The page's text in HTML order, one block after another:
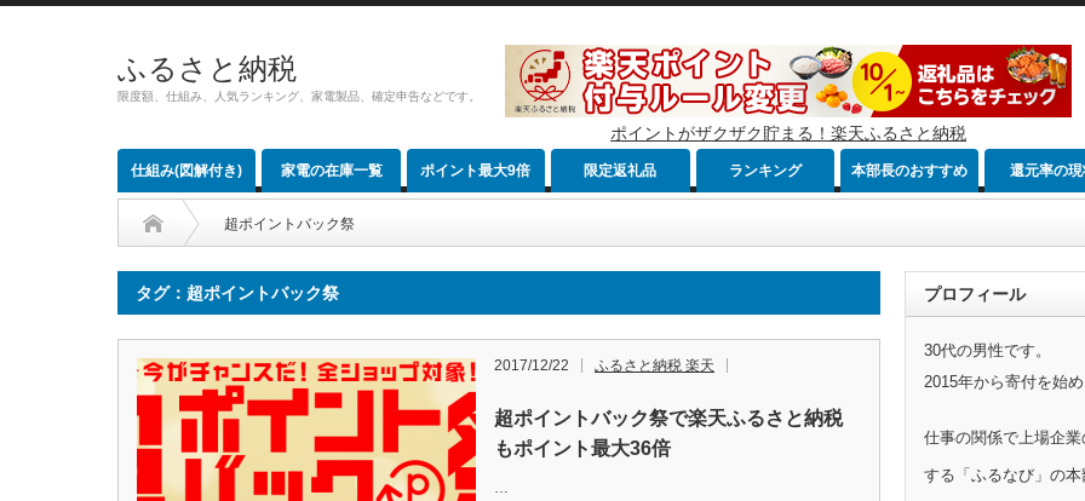
ふるさと納税
限度額、仕組み、人気ランキング、家電製品、確定申告などです。
ポイントがザクザク貯まる！楽天ふるさと納税
仕組み(図解付き) 家電の在庫一覧 ポイント最大9倍 限定返礼品 ランキング 本部長のおすすめ 還元率の
超ポイントバック祭
タグ：超ポイントバック祭
2017/12/22 ふるさと納税 楽天
超ポイントバック祭で楽天ふるさと納税
もポイント最大36倍
…
プロフィール
30代の男性です。
2015年から寄付を始
仕事の関係で上場企
する「ふるなび」の